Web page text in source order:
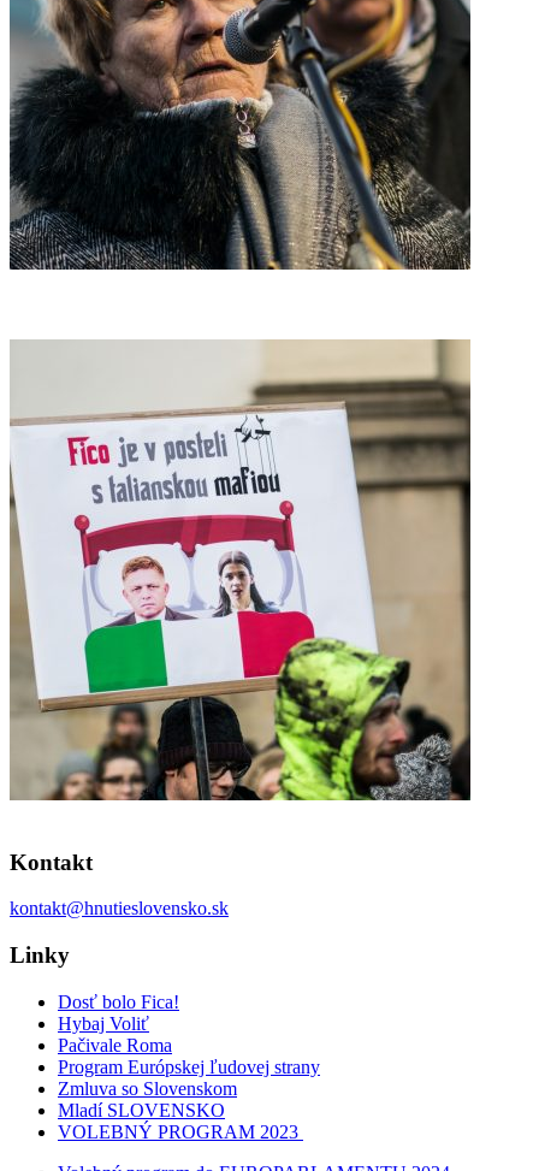
Kontakt
kontakt@hnutieslovensko.sk
Linky
Dosť bolo Fica!
Hybaj Voliť
Pačivale Roma
Program Európskej ľudovej strany
Zmluva so Slovenskom
Mladí SLOVENSKO
VOLEBNÝ PROGRAM 2023